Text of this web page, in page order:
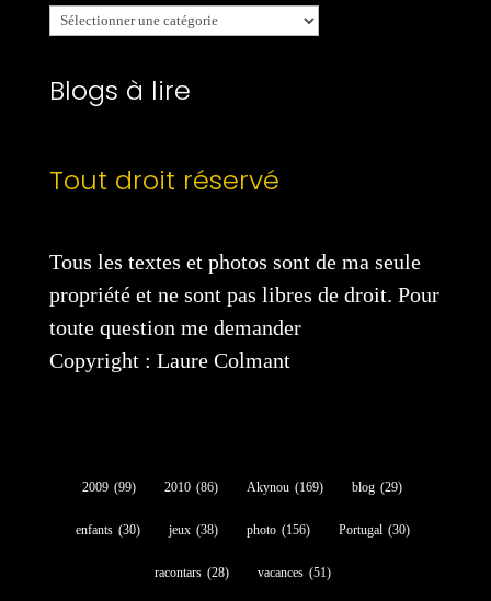
Mes
catégories
Blogs à lire
Tout droit réservé
Tous les textes et photos sont de ma seule
propriété et ne sont pas libres de droit. Pour
toute question me demander
Copyright : Laure Colmant
2009 (99) 2010 (86) Akynou (169) blog (29)
enfants (30) jeux (38) photo (156) Portugal (30)
racontars (28) vacances (51)